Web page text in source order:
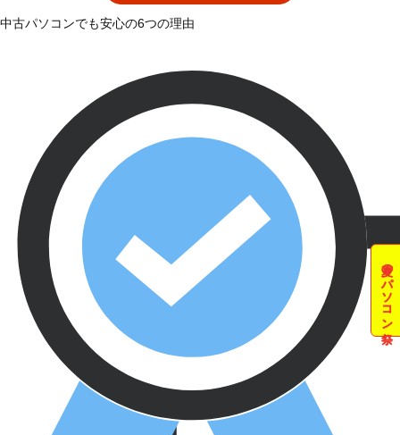
夏のパソコン祭
中古パソコンでも安心の6つの理由